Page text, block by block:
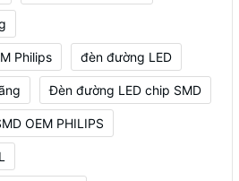
Philips đèn đường LED
Đèn đường LED chip SMD
OEM PHILIPS